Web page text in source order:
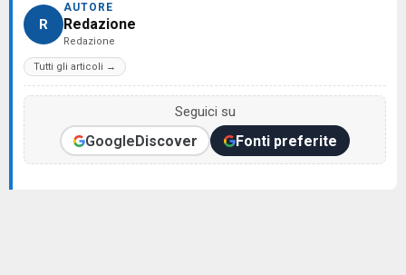
R
AUTORE
Redazione
Redazione
Tutti gli articoli →
Seguici su
GoogleDiscover Fonti preferite